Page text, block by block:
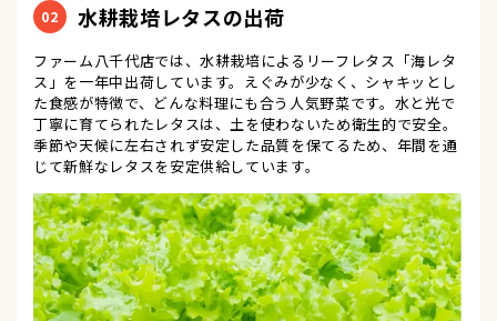
02 水耕栽培レタスの出荷
ファーム八千代店では、水耕栽培によるリーフレタス「海レタ
ス」を一年中出荷しています。えぐみが少なく、シャキッとし
た食感が特徴で、どんな料理にも合う人気野菜です。水と光で
丁寧に育てられたレタスは、土を使わないため衛生的で安全。
季節や天候に左右されず安定した品質を保てるため、年間を通
じて新鮮なレタスを安定供給しています。